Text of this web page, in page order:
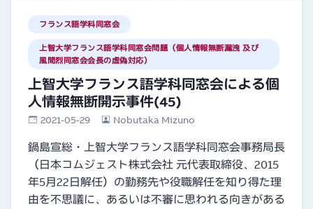
フランス語学科同窓会
上智大学フランス語学科同窓会問題（個人情報無断漏洩 及び
風間烈同窓会会長の虚偽対応）
上智大学フランス語学科同窓会による個
人情報無断開示事件(45)
2021-05-29 Nobutaka Mizuno
鍋島宣総・上智大学フランス語学科同窓会事務局長
（日本コムジェスト株式会社 元代表取締役、2015
年5月22日解任）の勤務先や役職解任を知り得た理
由を不思議に、あるいは不審に思われる向きがある